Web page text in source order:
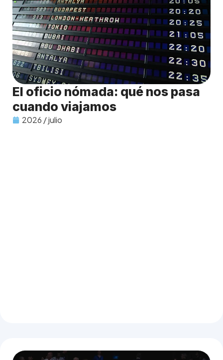
El oficio nómada: qué nos pasa
cuando viajamos
2026 / julio